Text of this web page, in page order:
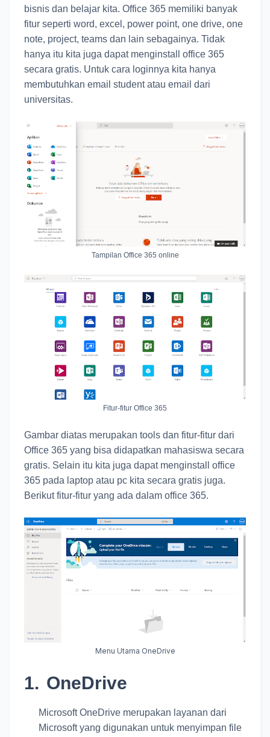
bisnis dan belajar kita. Office 365 memiliki banyak
fitur seperti word, excel, power point, one drive, one
note, project, teams dan lain sebagainya. Tidak
hanya itu kita juga dapat menginstall office 365
secara gratis. Untuk cara loginnya kita hanya
membutuhkan email student atau email dari
universitas.
Tampilan Office 365 online
Fitur-fitur Office 365
Gambar diatas merupakan tools dan fitur-fitur dari
Office 365 yang bisa didapatkan mahasiswa secara
gratis. Selain itu kita juga dapat menginstall office
365 pada laptop atau pc kita secara gratis juga.
Berikut fitur-fitur yang ada dalam office 365.
Menu Utama OneDrive
1. OneDrive
Microsoft OneDrive merupakan layanan dari
Microsoft yang digunakan untuk menyimpan file